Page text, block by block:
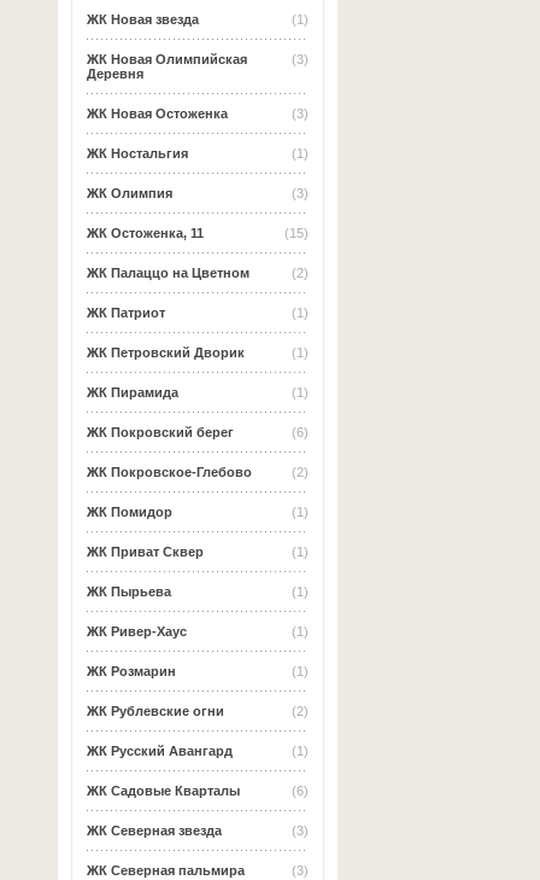
(1)
ЖК Новая звезда
(3)
ЖК Новая Олимпийская
Деревня
(3)
ЖК Новая Остоженка
(1)
ЖК Ностальгия
(3)
ЖК Олимпия
(15)
ЖК Остоженка, 11
(2)
ЖК Палаццо на Цветном
(1)
ЖК Патриот
(1)
ЖК Петровский Дворик
(1)
ЖК Пирамида
(6)
ЖК Покровский берег
(2)
ЖК Покровское-Глебово
(1)
ЖК Помидор
(1)
ЖК Приват Сквер
(1)
ЖК Пырьева
(1)
ЖК Ривер-Хаус
(1)
ЖК Розмарин
(2)
ЖК Рублевские огни
(1)
ЖК Русский Авангард
(6)
ЖК Садовые Кварталы
(3)
ЖК Северная звезда
(3)
ЖК Северная пальмира